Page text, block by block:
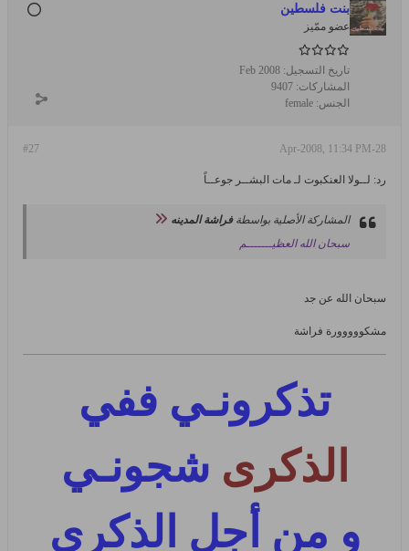
بنت فلسطين
عضو ممّيز
تاريخ التسجيل: Feb 2008
المشاركات: 9407
الجنس: female
#27 28-Apr-2008, 11:34 PM
رد: لــولا العنكبوت لـ مات البشــر جوعــاً
المشاركة الأصلية بواسطةفراشة المدينه
سبحان الله العظيـــــــم
سبحان الله عن جد
مشكووووورة فراشة
تذكرونـي ففي
الذكرى شجونـي
و من أجل الذكرى